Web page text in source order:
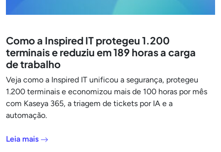
Como a Inspired IT protegeu 1.200
terminais e reduziu em 189 horas a carga
de trabalho
Veja como a Inspired IT unificou a segurança, protegeu
1.200 terminais e economizou mais de 100 horas por mês
com Kaseya 365, a triagem de tickets por IA e a
automação.
Leia mais